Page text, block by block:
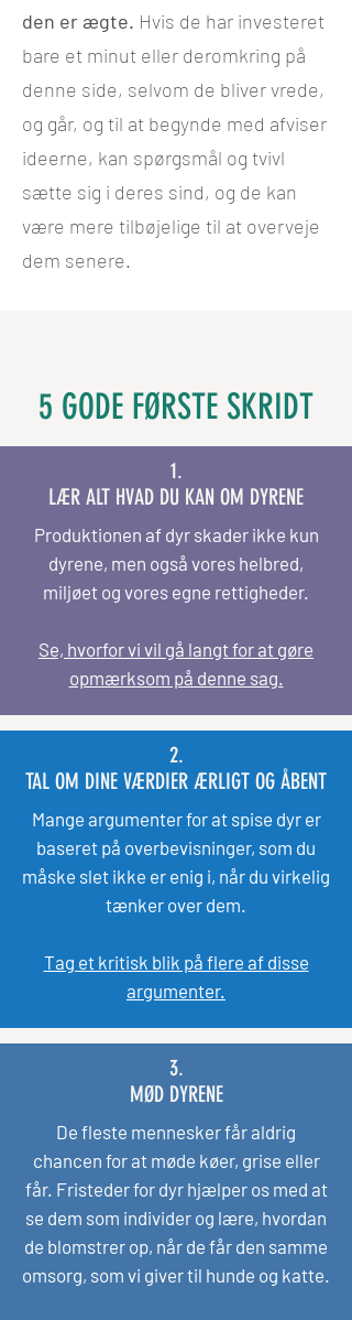
den er ægte. Hvis de har investeret
bare et minut eller deromkring på
denne side, selvom de bliver vrede,
og går, og til at begynde med afviser
ideerne, kan spørgsmål og tvivl
sætte sig i deres sind, og de kan
være mere tilbøjelige til at overveje
dem senere.
5 GODE FØRSTE SKRIDT
1.
LÆR ALT HVAD DU KAN OM DYRENE
Produktionen af dyr skader ikke kun
dyrene, men også vores helbred,
miljøet og vores egne rettigheder.
Se, hvorfor vi vil gå langt for at gøre
opmærksom på denne sag.
2.
TAL OM DINE VÆRDIER ÆRLIGT OG ÅBENT
Mange argumenter for at spise dyr er
baseret på overbevisninger, som du
måske slet ikke er enig i, når du virkelig
tænker over dem.
Tag et kritisk blik på flere af disse
argumenter.
3.
MØD DYRENE
De fleste mennesker får aldrig
chancen for at møde køer, grise eller
får. Fristeder for dyr hjælper os med at
se dem som individer og lære, hvordan
de blomstrer op, når de får den samme
omsorg, som vi giver til hunde og katte.